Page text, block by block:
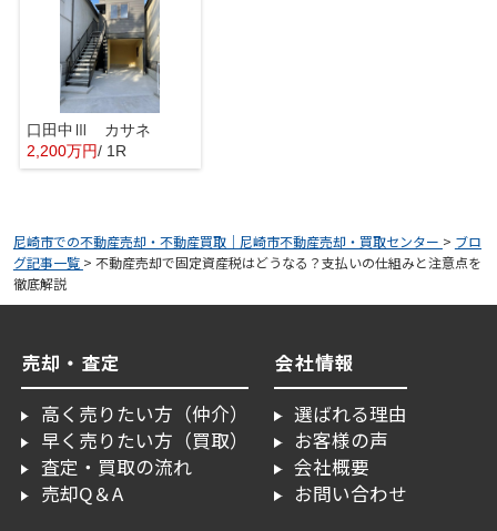
口田中Ⅲ カサネ
2,200万円/ 1R
尼崎市での不動産売却・不動産買取｜尼崎市不動産売却・買取センター > ブロ
グ記事一覧 > 不動産売却で固定資産税はどうなる？支払いの仕組みと注意点を
徹底解説
売却・査定
高く売りたい方（仲介）
早く売りたい方（買取）
査定・買取の流れ
売却Q＆A
会社情報
選ばれる理由
お客様の声
会社概要
お問い合わせ